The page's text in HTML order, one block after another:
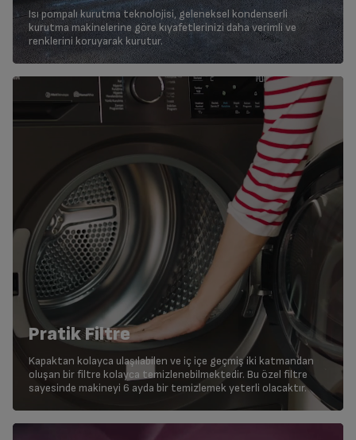
Isı pompalı kurutma teknolojisi, geleneksel kondenserli
kurutma makinelerine göre kıyafetlerinizi daha verimli ve
renklerini koruyarak kurutur.
Pratik Filtre
Kapaktan kolayca ulaşılabilen ve iç içe geçmiş iki katmandan
oluşan bir filtre kolayca temizlenebilmektedir. Bu özel filtre
sayesinde makineyi 6 ayda bir temizlemek yeterli olacaktır.